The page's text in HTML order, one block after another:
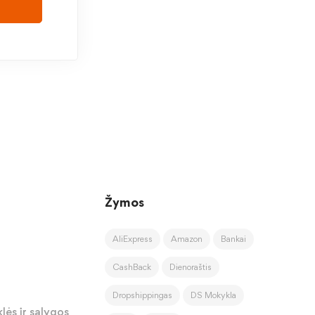
ir sąlygos
Žymos
AliExpress Amazon Bankai
CashBack Dienoraštis
Dropshippingas DS Mokykla